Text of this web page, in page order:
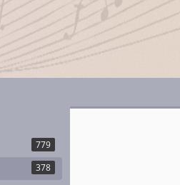
779
378